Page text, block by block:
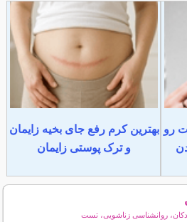
رو بهترین کرم رفع جای بخیه زایمان
و ترک پوستی زایمان
روانشناسی زناشویی، تست